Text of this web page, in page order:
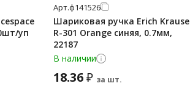
уп
Арт.ф141526
Шариковая ручка Erich Krause
R-301 Orange синяя, 0.7мм,
22187
В наличии
18.36₽ за шт.